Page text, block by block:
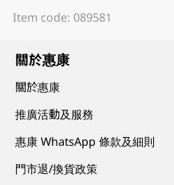
Item code: 089581
關於惠康
關於惠康
推廣活動及服務
惠康 WhatsApp 條款及細則
門市退/換貨政策